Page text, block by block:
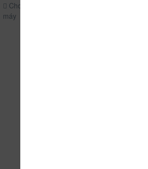
Cho thuê xe
máy